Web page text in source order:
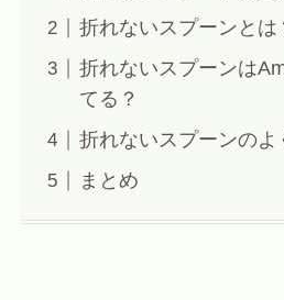
折れないスプーンとは
折れないスプーンは
てる？
折れないスプーンのよ
まとめ